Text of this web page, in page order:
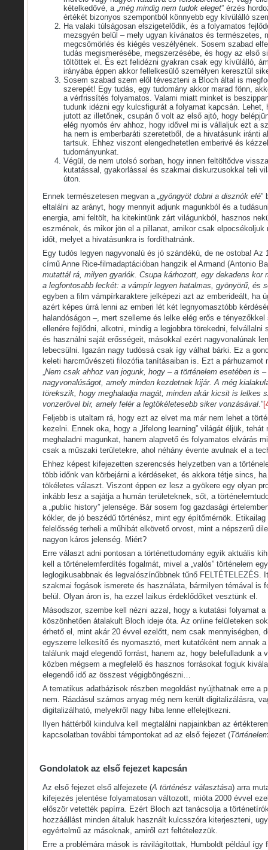
kételkedővé, a „ még mindig nem tudok eleget” érzés
értékét bizonyos szempontból könnyebb egy kívülálló
Ha valaki túlságosan elszigetelődik, és a folyamatos
mezsgyén belül – mely ugyan kívánatos és természetes,
megcsömörlés és kiégés veszélyének. Sosem szabad
tudás megismerésébe, megszerzésébe, és hogy az első
töltöttek el. És ezt felidézni gyakran csak egy kívülálló,
irányába éppen akkor fellelkesülő személyen keresztül
Sosem szabad szem elől téveszteni a Bloch által is
szerepét! Egy tudás, egy tudomány akkor marad fönn,
a vérfrissítés folyamatos. Valami miatt minket is
tudunk idézni egy kulcsfigurát a folyamat kapcsán. Lehet,
jutott az illetőnek, csupán ő volt az első ajtó, hogy
elég nyomós érv ahhoz, hogy idővel mi is vállaljuk ezt a
ha nem is emberbaráti szeretetből, de a hivatásunk iránti
tartsuk. Ehhez viszont elengedhetetlen emberivé és
tudományunkat.
Végül, de nem utolsó sorban, hogy innen feltöltődve
kutatással, gyakorlással és szakmai diskurzusokkal teli
úton.
Ennek természetesen megvan a „gyöngyöt dobni a disznók elé”
eltalálni az arányt, hogy mennyit adjunk magunkból és a
energia, ami feltölt, ha kitekintünk zárt világunkból, hasznos
eszmének, és mikor jön el a pillanat, amikor csak elpocsékoljuk
időt, melyet a hivatásunkra is fordíthatnánk.
Egy tudós legyen nagyvonalú és jó szándékú, de ne ostoba! Az
című Anne Rice-filmadaptációban hangzik el Armand (Antonio
mutattál rá, milyen gyarlók. Csupa kárhozott, egy dekadens kor
a legfontosabb leckét: a vámpír legyen hatalmas, gyönyörű, és
egyben a film vámpírkaraktere jelképezi azt az emberideált, ha
azért képes úrrá lenni az emberi lét két legnyomasztóbb
halandóságon –, mert szelleme és lelke elég erős e
ellenére fejlődni, alkotni, mindig a legjobbra törekedni, felvállalni
és használni saját erősségeit, másokkal ezért nagyvonalúnak
lebecsülni. Igazán nagy tudóssá csak így válhat bárki. Ez a
keleti harcművészeti filozófia tanításaiban is. Ezt a párhuzamot
Nem csak ahhoz van jogunk, hogy – a történelem esetében is
nagyvonalúságot, amely minden kezdetnek kijár. A még
törekszik, hogy meghaladja magát, minden akár kicsit is lelkes
vonzerővel bír, amely felér a legtökéletesebb siker vonzásával .”
Feljebb is utaltam rá, hogy ezt az elvet ma már nem lehet a
kezelni. Ennek oka, hogy a „lifelong learning” világát éljük, tehát
meghaladni magunkat, hanem alapvető és folyamatos elvárás
csak a műszaki területekre, ahol néhány évente avulnak el a
Ehhez képest kifejezetten szerencsés helyzetben van a
több időnk van körbejárni a kérdéseket, és akkora tétje sincs,
tökéletes választ. Viszont éppen ez lesz a gyökere egy olyan
inkább lesz a sajátja a humán területeknek, sőt, a
a „public history” jelensége. Bár sosem fog gazdasági
kókler, de jó beszédű történész, mint egy építőmérnök.
felelősség terheli a műhibát elkövető orvost, mint a népszerű
nagyon káros jelenség. Miért?
Erre választ adni pontosan a történettudomány egyik aktuális
kell a történelemferdítés fogalmát, mivel a „valós” történelem
leglogikusabbnak és legvalószínűbbnek tűnő FELTÉTELEZÉS.
szakmai fogások ismerete és használata, bármilyen témával is
belül. Olyan áron is, ha ezzel laikus érdeklődőket vesztünk el.
Másodszor, szembe kell nézni azzal, hogy a kutatási folyamat
köszönhetően átalakult Bloch ideje óta. Az online felületeken
érhető el, mint akár 20 évvel ezelőtt, nem csak mennyiségben,
egyszerre lelkesítő és nyomasztó, mert kutatóként nem annak
találunk majd elegendő forrást, hanem az, hogy belefulladunk a
közben mégsem a megfelelő és hasznos forrásokat fogjuk
elegendő idő az összest végigböngészni…
A tematikus adatbázisok részben megoldást nyújthatnak erre a
nem. Ráadásul számos anyag még nem került digitalizálásra,
digitalizálható, melyekről nagy hiba lenne elfelejtkezni.
Ilyen háttérből kiindulva kell megtalálni napjainkban az
kapcsolatban további támpontokat ad az első fejezet (
Gondolatok az első fejezet kapcsán
Az első fejezet első alfejezete (A történész választása) arra
kifejezés jelentése folyamatosan változott, mióta 2000 évvel
először vetették papírra. Ezért Bloch azt tanácsolja a
hozzáállást minden általuk használt kulcsszóra kiterjeszteni,
egyértelmű az másoknak, amiről ezt feltételezzük.
Erre a problémára mások is rávilágítottak, Humboldt például így